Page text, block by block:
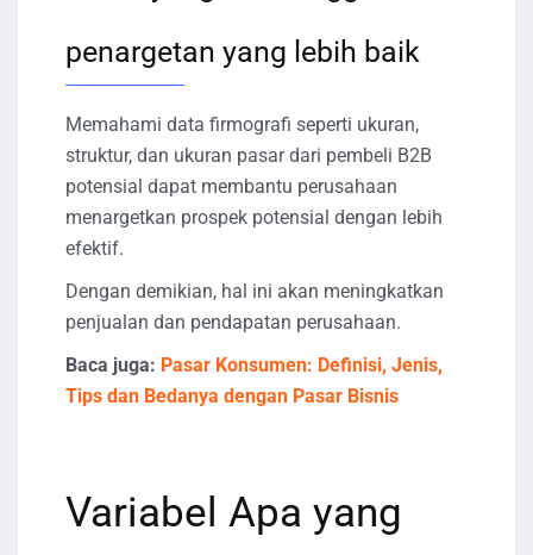
penargetan yang lebih baik
Memahami data firmografi seperti ukuran,
struktur, dan ukuran pasar dari pembeli B2B
potensial dapat membantu perusahaan
menargetkan prospek potensial dengan lebih
efektif.
Dengan demikian, hal ini akan meningkatkan
penjualan dan pendapatan perusahaan.
Baca juga: Pasar Konsumen: Definisi, Jenis,
Tips dan Bedanya dengan Pasar Bisnis
Variabel Apa yang